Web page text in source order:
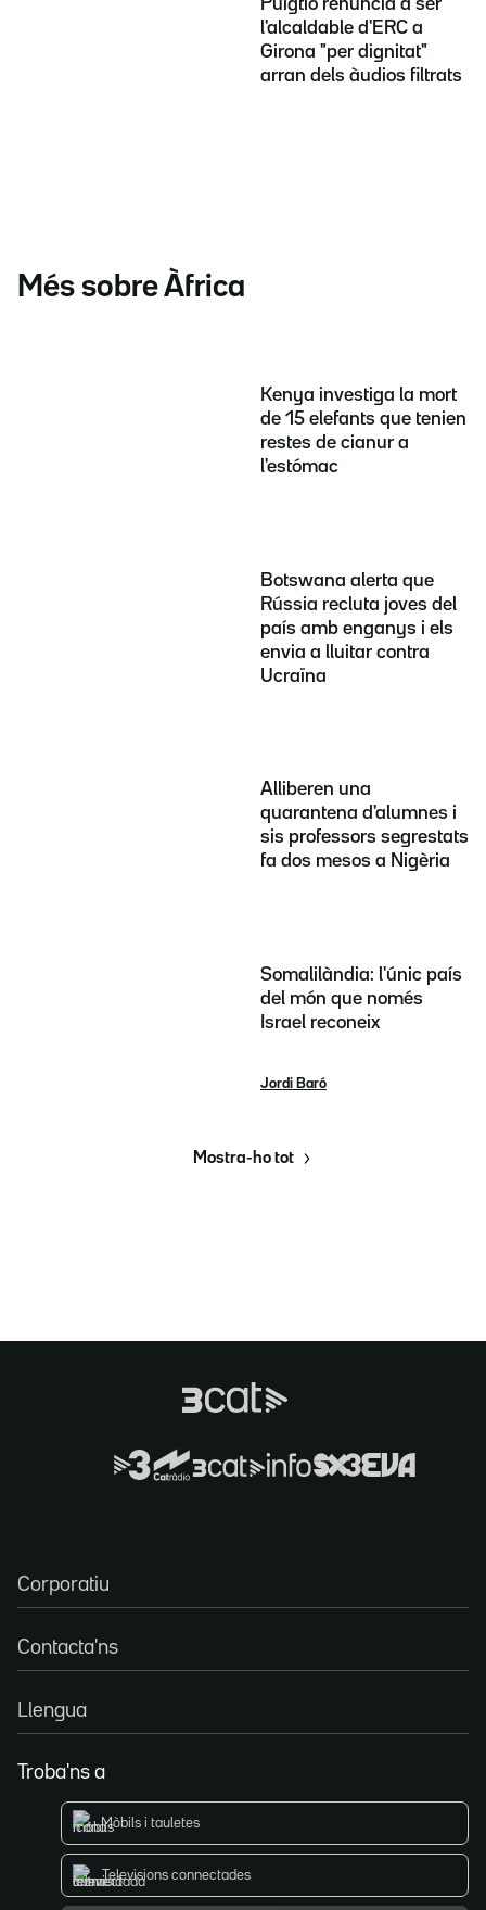
Puigtió renuncia a ser
l'alcaldable d'ERC a
Girona "per dignitat"
arran dels àudios filtrats
Més sobre Àfrica
Kenya investiga la mort
de 15 elefants que tenien
restes de cianur a
l'estómac
Botswana alerta que
Rússia recluta joves del
país amb enganys i els
envia a lluitar contra
Ucraïna
Alliberen una
quarantena d'alumnes i
sis professors segrestats
fa dos mesos a Nigèria
Somalilàndia: l'únic país
del món que només
Israel reconeix
Jordi Baró
Mostra-ho tot
Corporatiu
Contacta'ns
Llengua
Troba'ns a
Mòbils i tauletes
Televisions connectades